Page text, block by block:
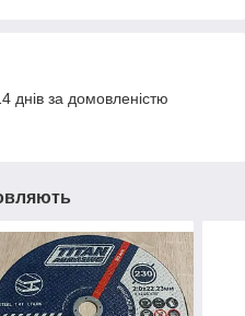
днів за домовленістю